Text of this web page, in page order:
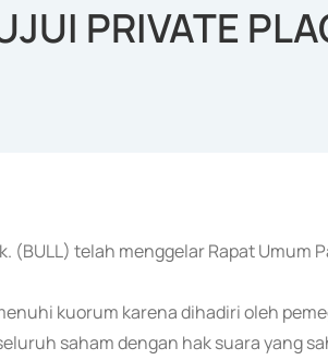
PRIVATE
(BULL) telah menggelar Rapat Umum
kuorum karena dihadiri oleh
saham dengan hak suara yang